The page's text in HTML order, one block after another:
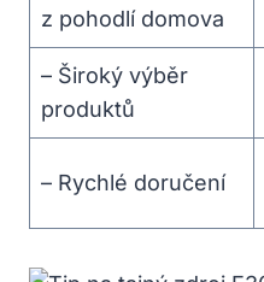
z pohodlí domova
– Široký výběr
produktů
– Rychlé doručení